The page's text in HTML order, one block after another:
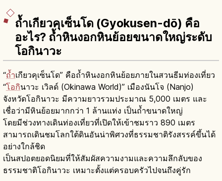
ถ้ำเกียวคุเซ็นโด (Gyokusen-dō) คือ
อะไร? ถ้ำหินงอกหินย้อยขนาดใหญ่ระดับ
โอกินาวะ
“ถ้ำเกียวคุเซ็นโด” คือถ้ำหินงอกหินย้อยภายในสวนธีมท่องเที่ยว
“โอกินาวะ เวิลด์ (Okinawa World)” เมืองนันโจ (Nanjo)
จังหวัดโอกินาวะ มีความยาวรวมประมาณ 5,000 เมตร และ
เชื่อว่ามีหินย้อยมากกว่า 1 ล้านแท่ง เป็นถ้ำขนาดใหญ่
โดยมีช่วงทางเดินท่องเที่ยวที่เปิดให้เข้าชมราว 890 เมตร
สามารถเดินชมโลกใต้ดินอันน่าพิศวงที่ธรรมชาติรังสรรค์ขึ้นได้
อย่างใกล้ชิด
เป็นสปอตยอดนิยมที่ให้สัมผัสความงามและความลึกลับของ
ธรรมชาติโอกินาวะ เหมาะตั้งแต่ครอบครัวไปจนถึงคู่รัก